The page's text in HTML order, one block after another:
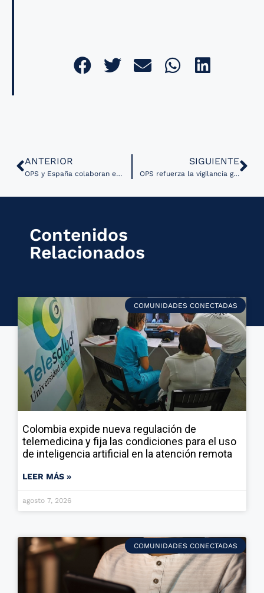
ANTERIOR
OPS y España colaboran en evaluación de tecnologías en salud
SIGUIENTE
OPS refuerza la vigilancia genómica de Arbovirus en las Américas
Contenidos
Relacionados
COMUNIDADES CONECTADAS
Colombia expide nueva regulación de
telemedicina y fija las condiciones para el uso
de inteligencia artificial en la atención remota
LEER MÁS »
agosto 7, 2026
COMUNIDADES CONECTADAS